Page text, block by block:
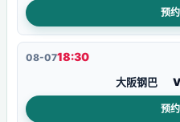
预
08-0718:30
大阪钢巴
预